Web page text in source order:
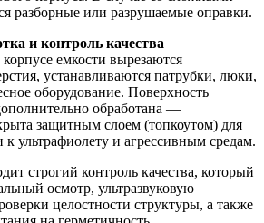
разборные или разрушаемые оправки.
и контроль качества
емкости вырезаются
устанавливаются патрубки, люки,
оборудование. Поверхность
обработана —
защитным слоем (топкоутом) для
ультрафиолету и агрессивным средам.
строгий контроль качества, который
осмотр, ультразвуковую
целостности структуры, а также